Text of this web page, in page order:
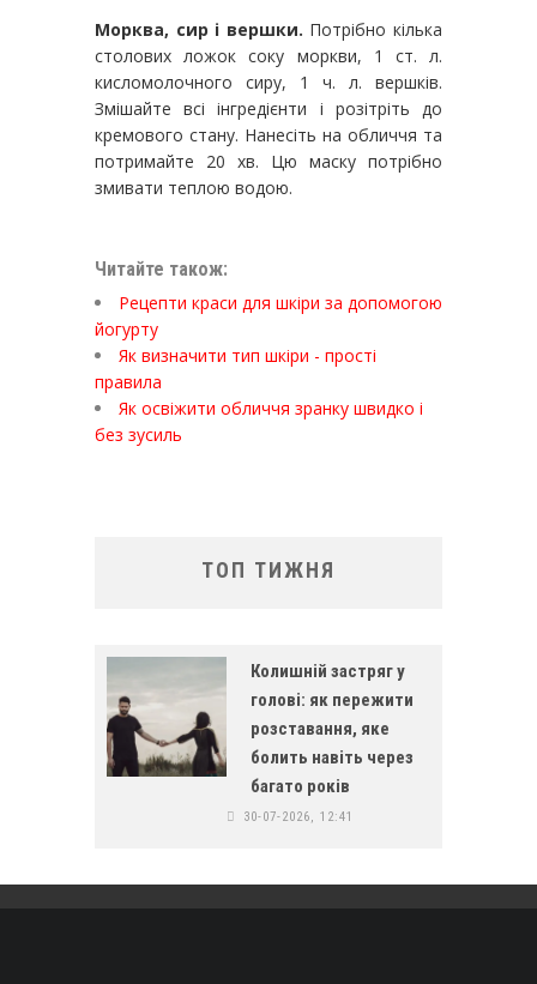
Морква, сир і вершки. Потрібно кілька
столових ложок соку моркви, 1 ст. л.
кисломолочного сиру, 1 ч. л. вершків.
Змішайте всі інгредієнти і розітріть до
кремового стану. Нанесіть на обличчя та
потримайте 20 хв. Цю маску потрібно
змивати теплою водою.
Читайте також:
Рецепти краси для шкіри за допомогою
йогурту
Як визначити тип шкіри - прості
правила
Як освіжити обличчя зранку швидко і
без зусиль
ТОП ТИЖНЯ
Колишній застряг у
голові: як пережити
розставання, яке
болить навіть через
багато років
30-07-2026, 12:41